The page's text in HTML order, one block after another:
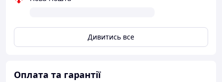
(зовнішній діаметр - 195 мм, товщина - 25 мм).
Посадковий діаметр дисків : 28 мм Колір: чорний/
металік Гарантія: 12 міс. Виробник: Newt.
Дивитись все
Оплата та гарантії